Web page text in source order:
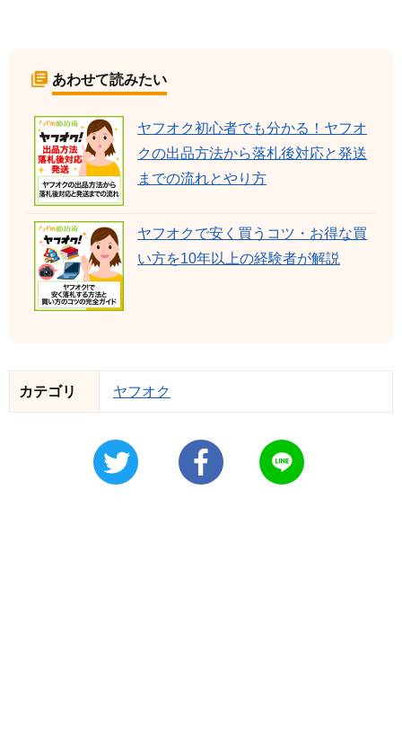
あわせて読みたい
ヤフオク初心者でも分かる！ヤフオ
クの出品方法から落札後対応と発送
までの流れとやり方
ヤフオクで安く買うコツ・お得な買
い方を10年以上の経験者が解説
カテゴリ ヤフオク